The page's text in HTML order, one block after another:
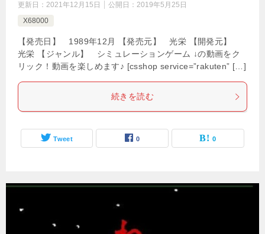
更新日： 2021年12月15日 公開日： 2019年5月25日
X68000
【発売日】 1989年12月 【発売元】 光栄 【開発元】
光栄 【ジャンル】 シミュレーションゲーム ↓の動画をク
リック！動画を楽しめます♪ [csshop service=”rakuten” […]
続きを読む
Tweet 0 0